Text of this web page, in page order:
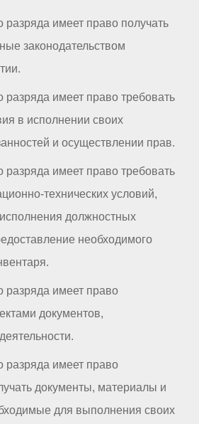
разряда имеет право получать
законодательством
разряда имеет право требовать
в исполнении своих
и осуществлении прав.
разряда имеет право требовать
технических условий,
должностных
необходимого
разряда имеет право
документов,
разряда имеет право
документы, материалы и
для выполнения своих